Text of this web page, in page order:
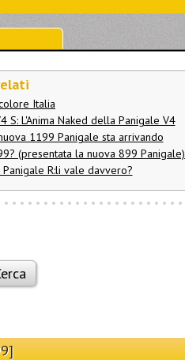
Italia
S: L'Anima Naked della Panigale V4
1199 Panigale sta arrivando
(presentata la nuova 899 Panigale)
R:li vale davvero?